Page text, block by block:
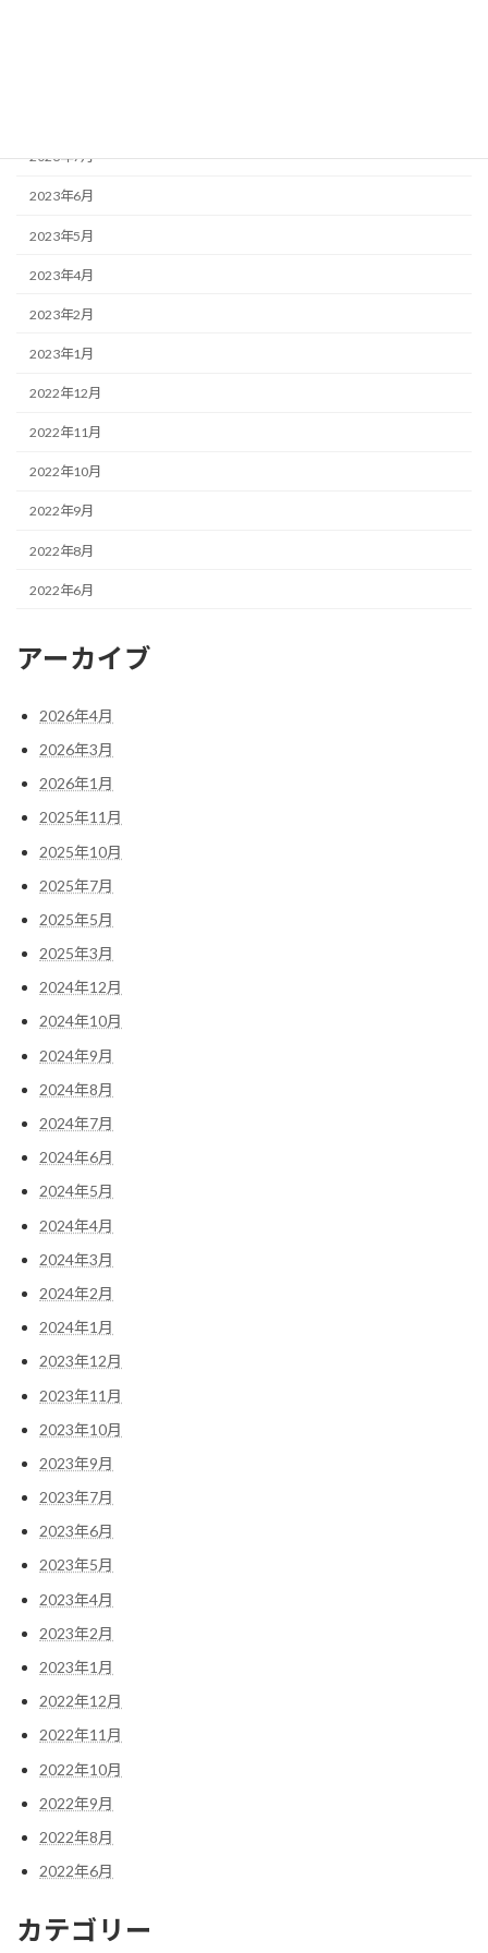
2023年7月
2023年6月
2023年5月
2023年4月
2023年2月
2023年1月
2022年12月
2022年11月
2022年10月
2022年9月
2022年8月
2022年6月
アーカイブ
2026年4月
2026年3月
2026年1月
2025年11月
2025年10月
2025年7月
2025年5月
2025年3月
2024年12月
2024年10月
2024年9月
2024年8月
2024年7月
2024年6月
2024年5月
2024年4月
2024年3月
2024年2月
2024年1月
2023年12月
2023年11月
2023年10月
2023年9月
2023年7月
2023年6月
2023年5月
2023年4月
2023年2月
2023年1月
2022年12月
2022年11月
2022年10月
2022年9月
2022年8月
2022年6月
カテゴリー